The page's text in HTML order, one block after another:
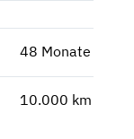
48 Monate
10.000 km